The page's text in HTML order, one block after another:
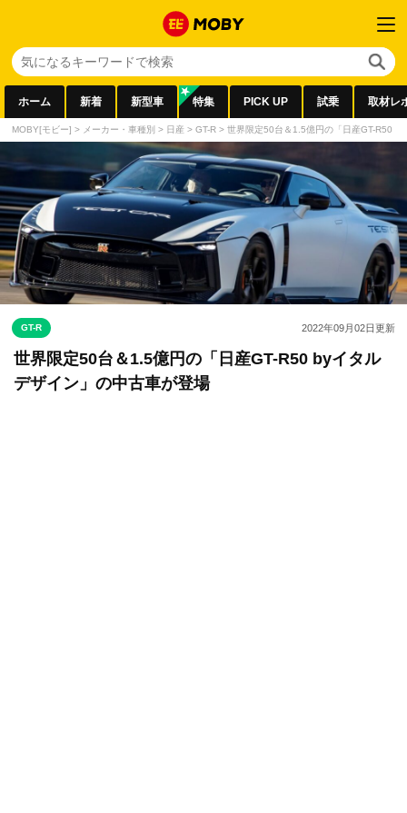
ホーム 新着 新型車 特集 PICK UP 試乗 取材レ
MOBY[モビー] > メーカー・車種別 > 日産 > GT-R > 世界限定50台＆1.5億円の「日産GT-R50
GT-R 2022年09月02日更新
世界限定50台＆1.5億円の「日産GT-R50 byイタル
デザイン」の中古車が登場